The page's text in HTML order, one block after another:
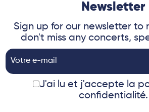
Newsletter
Sign up for our newsletter to
don't miss any concerts,
J'ai lu et j'accepte la
confidentialité.